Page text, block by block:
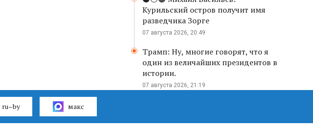
Курильский остров получит имя
разведчика Зорге
07 августа 2026, 20:49
Трамп: Ну, многие говорят, что я
один из величайших президентов в
истории.
07 августа 2026, 21:19
ru–by макс